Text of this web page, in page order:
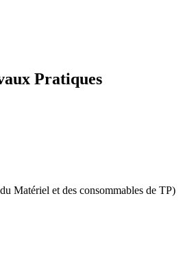
Pratiques
Matériel et des consommables de TP)